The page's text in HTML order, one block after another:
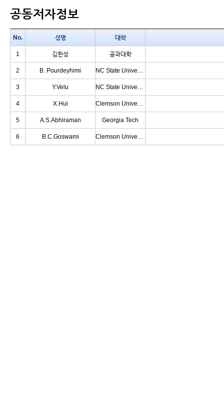
공동저자정보
No. 성명 대학
1 김한성 공과대학
2 B. Pourdeyhimi NC State University
3 Y.Velu NC State University
4 X.Hui Clemson University
5 A.S.Abhiraman Georgia Tech
6 B.C.Goswami Clemson University